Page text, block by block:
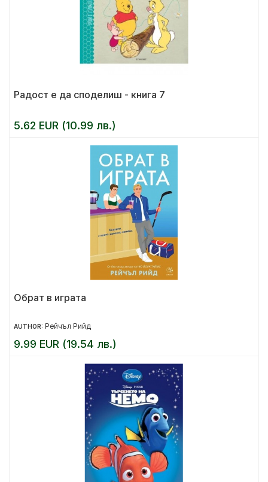
Радост е да споделиш - книга 7
5.62 EUR (10.99 лв.)
Обрат в играта
AUTHOR: Рейчъл Рийд
9.99 EUR (19.54 лв.)